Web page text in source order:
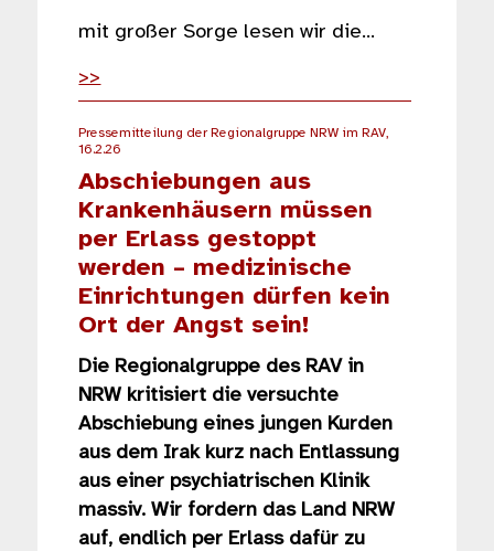
mit großer Sorge lesen wir die…
>>
Pressemitteilung der Regionalgruppe NRW im RAV,
16.2.26
Abschiebungen aus
Krankenhäusern müssen
per Erlass gestoppt
werden – medizinische
Einrichtungen dürfen kein
Ort der Angst sein!
Die Regionalgruppe des RAV in
NRW kritisiert die versuchte
Abschiebung eines jungen Kurden
aus dem Irak kurz nach Entlassung
aus einer psychiatrischen Klinik
massiv. Wir fordern das Land NRW
auf, endlich per Erlass dafür zu